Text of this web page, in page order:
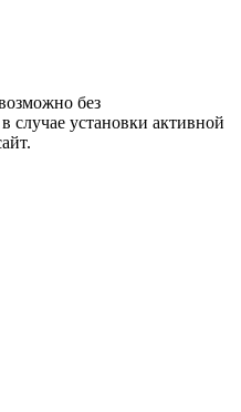
без
случае установки активной